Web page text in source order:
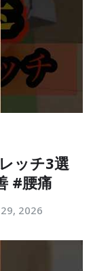
ッチ3選
#腰痛
2026